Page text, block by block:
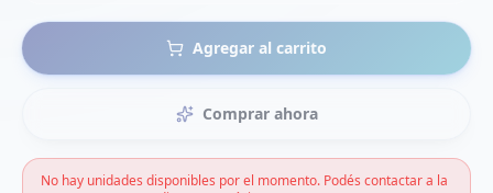
Agregar al carrito
Comprar ahora
No hay unidades disponibles por el momento. Podés contactar a la